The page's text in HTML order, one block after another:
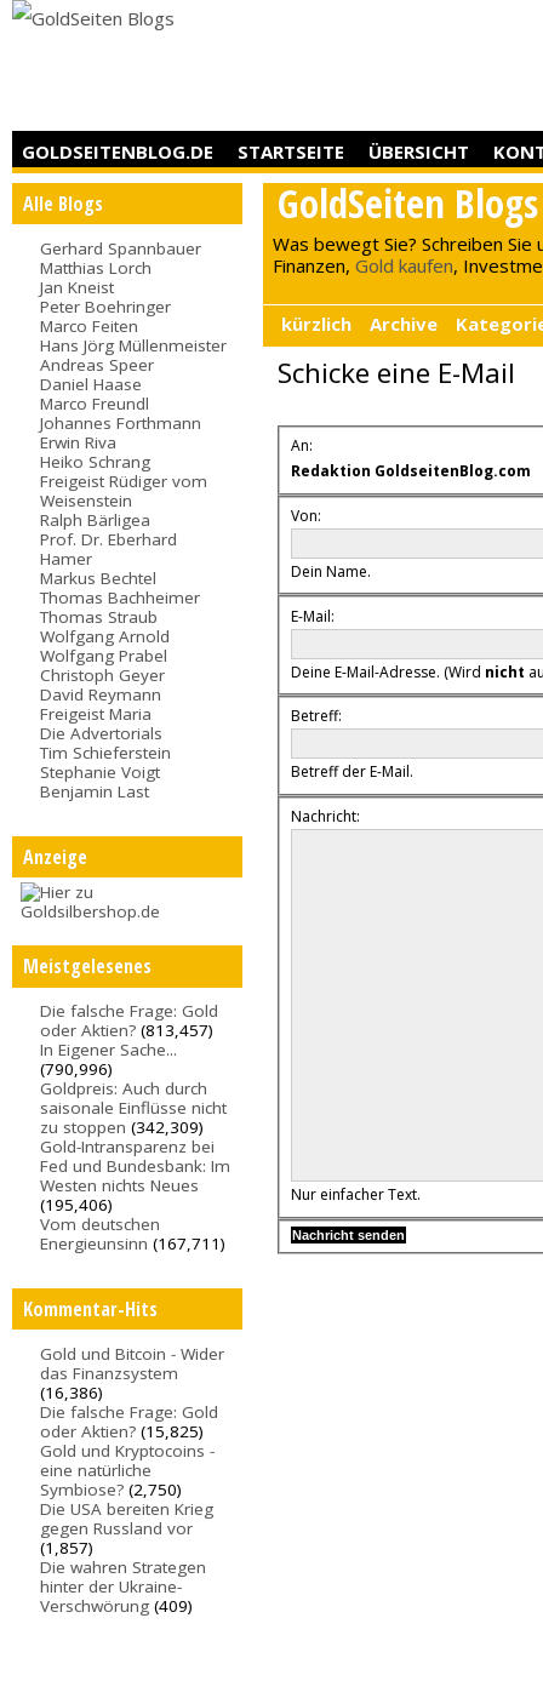
GOLDSEITENBLOG.DE STARTSEITE ÜBERSICHT
Alle Blogs
Gerhard Spannbauer
Matthias Lorch
Jan Kneist
Peter Boehringer
Marco Feiten
Hans Jörg Müllenmeister
Andreas Speer
Daniel Haase
Marco Freundl
Johannes Forthmann
Erwin Riva
Heiko Schrang
Freigeist Rüdiger vom
Weisenstein
Ralph Bärligea
Prof. Dr. Eberhard
Hamer
Markus Bechtel
Thomas Bachheimer
Thomas Straub
Wolfgang Arnold
Wolfgang Prabel
Christoph Geyer
David Reymann
Freigeist Maria
Die Advertorials
Tim Schieferstein
Stephanie Voigt
Benjamin Last
Anzeige
Meistgelesenes
Die falsche Frage: Gold
oder Aktien? (813,457)
In Eigener Sache...
(790,996)
Goldpreis: Auch durch
saisonale Einflüsse nicht
zu stoppen (342,309)
Gold-Intransparenz bei
Fed und Bundesbank: Im
Westen nichts Neues
(195,406)
Vom deutschen
Energieunsinn (167,711)
Kommentar-Hits
Gold und Bitcoin - Wider
das Finanzsystem
(16,386)
Die falsche Frage: Gold
oder Aktien? (15,825)
Gold und Kryptocoins -
eine natürliche
Symbiose? (2,750)
Die USA bereiten Krieg
gegen Russland vor
(1,857)
Die wahren Strategen
hinter der Ukraine-
Verschwörung (409)
GoldSeiten Blogs
Was bewegt Sie? Schreiben Sie
Finanzen,Gold kaufen,
kürzlich Archive
Schicke eine E-Mail
An:
Redaktion GoldseitenBlog.com
Von:
Dein Name.
E-Mail:
Deine E-Mail-Adresse. (Wird nicht
Betreff:
Betreff der E-Mail.
Nachricht:
Nur einfacher Text.